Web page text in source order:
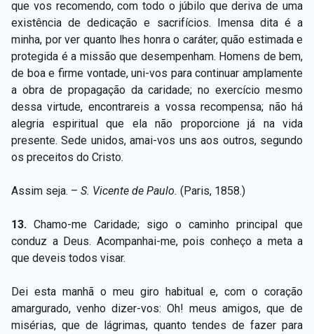
que vos recomendo, com todo o júbilo que deriva de uma
existência de dedicação e sacrifícios. Imensa dita é a
minha, por ver quanto lhes honra o caráter, quão estimada e
protegida é a missão que desempenham. Homens de bem,
de boa e firme vontade, uni-vos para continuar amplamente
a obra de propagação da caridade; no exercício mesmo
dessa virtude, encontrareis a vossa recompensa; não há
alegria espiritual que ela não proporcione já na vida
presente. Sede unidos, amai-vos uns aos outros, segundo
os preceitos do Cristo.
Assim seja. – S. Vicente de Paulo. (Paris, 1858.)
13. Chamo-me Caridade; sigo o caminho principal que
conduz a Deus. Acompanhai-me, pois conheço a meta a
que deveis todos visar.
Dei esta manhã o meu giro habitual e, com o coração
amargurado, venho dizer-vos: Oh! meus amigos, que de
misérias, que de lágrimas, quanto tendes de fazer para